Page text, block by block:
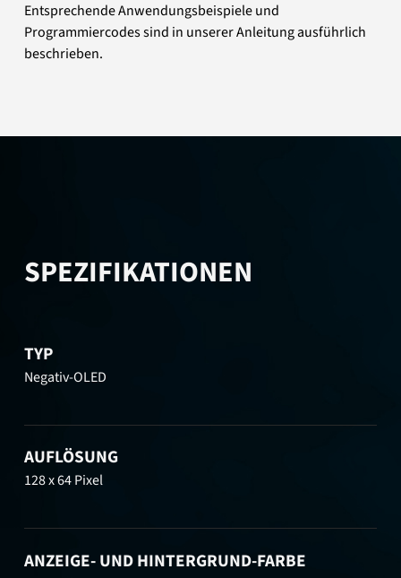
Entsprechende Anwendungsbeispiele und
Programmiercodes sind in unserer Anleitung ausführlich
beschrieben.
SPEZIFIKATIONEN
TYP
Negativ-OLED
AUFLÖSUNG
128 x 64 Pixel
ANZEIGE- UND HINTERGRUND-FARBE